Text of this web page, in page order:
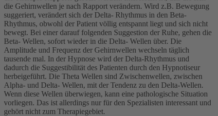
die Gehirnwellen je nach Rapport verändern. Wird z.B. Bewegung
suggeriert, verändert sich der Delta- Rhythmus in den Beta-
Rhythmus, obwohl der Patient völlig entspannt liegt und sich nicht
bewegt. Bei einer darauf folgenden Suggestion der Ruhe, gehen die
Beta- Wellen, sofort wieder in die Delta- Wellen über. Die
Amplitude und Frequenz der Gehirnwellen wechseln täglich
tausende mal. In der Hypnose wird der Delta-Rhythmus und
dadurch die Suggestibilität des Patienten durch den Hypnotiseur
herbeigeführt. Die Theta Wellen sind Zwischenwellen, zwischen
Alpha- und Delta- Wellen, mit der Tendenz zu den Delta-Wellen.
Wenn diese Wellen überwiegen, kann eine pathologische Situation
vorliegen. Das ist allerdings nur für den Spezialisten interessant und
gehört nicht zum Therapiegebiet.